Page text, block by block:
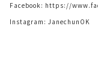
Facebook: https://
Instagram: JanechunOK